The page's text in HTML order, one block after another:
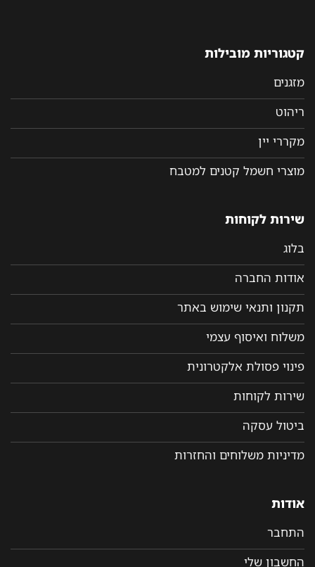
קטגוריות מובילות
מזגנים
ריהוט
מקררי יין
מוצרי חשמל קטנים למטבח
שירות לקוחות
בלוג
אודות החברה
תקנון ותנאי שימוש באתר
משלוח ואיסוף עצמי
פינוי פסולת אלקטרונית
שירות לקוחות
ביטול עסקה
מדיניות משלוחים והחזרות
אודות
התחבר
החשבון שלי